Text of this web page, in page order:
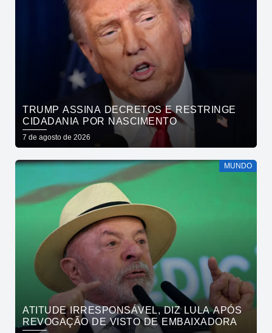
TRUMP ASSINA DECRETOS E RESTRINGE
CIDADANIA POR NASCIMENTO
7 de agosto de 2026
MUNDO
ATITUDE IRRESPONSÁVEL, DIZ LULA APÓS
REVOGAÇÃO DE VISTO DE EMBAIXADORA